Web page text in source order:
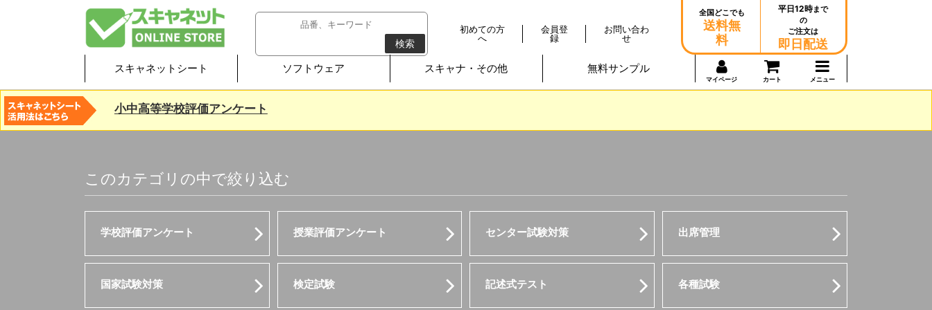
検索
初めての方
へ
会員登
録
お問い合わ
せ
全国どこでも
送料無
料
平日12時まで
の
ご注文は
即日配送
スキャネットシート ソフトウェア スキャナ・その他 無料サンプル
マイページ カート メニュー
小中高等学校評価アンケート
このカテゴリの中で絞り込む
学校評価アンケート 授業評価アンケート センター試験対策 出席管理
国家試験対策 検定試験 記述式テスト 各種試験